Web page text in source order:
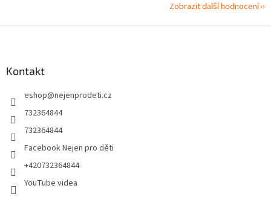
Zobrazit další hodnocení
Kontakt
eshop@nejenprodeti.cz
732364844
732364844
Facebook Nejen pro děti
+420732364844
YouTube videa